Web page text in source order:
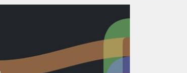
تلفن
اینستاگرام
کانال تلگرام
کانال بله